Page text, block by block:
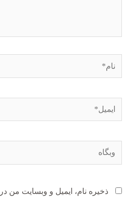
نام*
ایمیل*
وبگاه
ذخیره نام، ایمیل و وبسایت من